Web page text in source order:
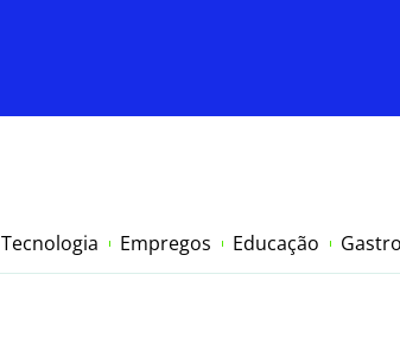
Tecnologia Empregos Educação